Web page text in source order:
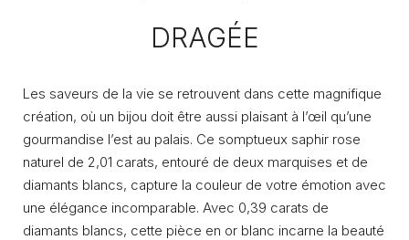
DRAGÉE
Les saveurs de la vie se retrouvent dans cette magnifique
création, où un bijou doit être aussi plaisant à l’œil qu’une
gourmandise l’est au palais. Ce somptueux saphir rose
naturel de 2,01 carats, entouré de deux marquises et de
diamants blancs, capture la couleur de votre émotion avec
une élégance incomparable. Avec 0,39 carats de
diamants blancs, cette pièce en or blanc incarne la beauté